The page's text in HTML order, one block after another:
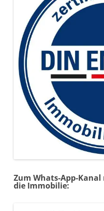
Zum Whats-App-
die Immobilie: